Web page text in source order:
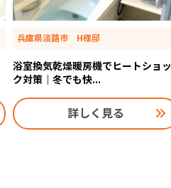
兵庫県淡路市 H様邸
浴室換気乾燥暖房機でヒートショッ
ク対策｜冬でも快...
詳しく見る